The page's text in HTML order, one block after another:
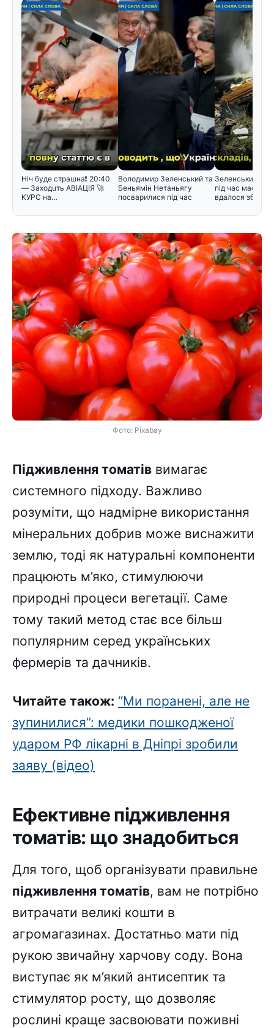
Hiч бyдe cтpaшнa❗️ 20:40
— Зaxoдuть ABIAЦIЯ 🚀
KУPC нa…
Володимир Зеленський та
Беньямін Нетаньягу
посварилися під час
Зеленський
під час
вдалося збити
Фото: Pixabay
Підживлення томатів вимагає
системного підходу. Важливо
розуміти, що надмірне використання
мінеральних добрив може виснажити
землю, тоді як натуральні компоненти
працюють м’яко, стимулюючи
природні процеси вегетації. Саме
тому такий метод стає все більш
популярним серед українських
фермерів та дачників.
Читайте також: “Ми поранені, але не
зупинилися”: медики пошкодженої
ударом РФ лікарні в Дніпрі зробили
заяву (відео)
Ефективне підживлення
томатів: що знадобиться
Для того, щоб організувати правильне
підживлення томатів, вам не потрібно
витрачати великі кошти в
агромагазинах. Достатньо мати під
рукою звичайну харчову соду. Вона
виступає як м’який антисептик та
стимулятор росту, що дозволяє
рослині краще засвоювати поживні